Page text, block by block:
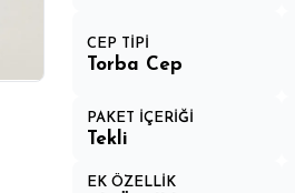
CEP TİPİ
Torba Cep
PAKET İÇERİĞİ
Tekli
EK ÖZELLİK